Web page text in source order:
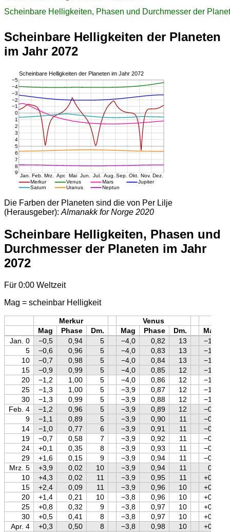
Scheinbare Helligkeiten, Phasen und Durchmesser der
Scheinbare Helligkeiten der Planeten
im Jahr 2072
Die Farben der Planeten sind die von Per Lilje
(Herausgeber): Almanakk for Norge 2020
Scheinbare Helligkeiten, Phasen und
Durchmesser der Planeten im Jahr
2072
Für 0:00 Weltzeit
Mag = scheinbar Helligkeit
Merkur Venus
Mag
Phase Dm. Mag Phase Dm. Mag
Jan. 0
−0,5 0,94 5 −4,0 0,82 13
−1,3
5
−0,6 0,96 5 −4,0 0,83 13
−1,4
10
−0,7 0,98 5 −4,0 0,84 13
−1,4
15
−0,9 0,99 5 −4,0 0,85 12
−1,4
20
−1,2 1,00 5 −4,0 0,86 12
−1,3
25
−1,3 1,00 5 −3,9 0,87 12
−1,2
30
−1,3 0,99 5 −3,9 0,88 12
−1,0
Feb. 4
−1,2 0,96 5 −3,9 0,89 12
−0,9
9
−1,1 0,89 5 −3,9 0,90 11
−0,7
14
−1,0 0,77 6 −3,9 0,91 11
−0,6
19
−0,7 0,58 7 −3,9 0,92 11
−0,5
24
+0,1 0,35 8 −3,9 0,93 11
−0,3
29
+1,6 0,15 9 −3,9 0,94 11
−0,2
Mrz. 5
+3,9 0,02 10 −3,9 0,94 11
0,0
10
+4,3 0,02 11 −3,9 0,95 11
+0,1
15
+2,4 0,09 11 −3,9 0,96 10
+0,2
20
+1,4 0,21 10 −3,8 0,96 10
+0,3
25
+0,8 0,32 9 −3,8 0,97 10
+0,4
30
+0,5 0,41 8 −3,8 0,97 10
+0,5
Apr. 4
+0,3 0,50 8 −3,8 0,98 10
+0,6